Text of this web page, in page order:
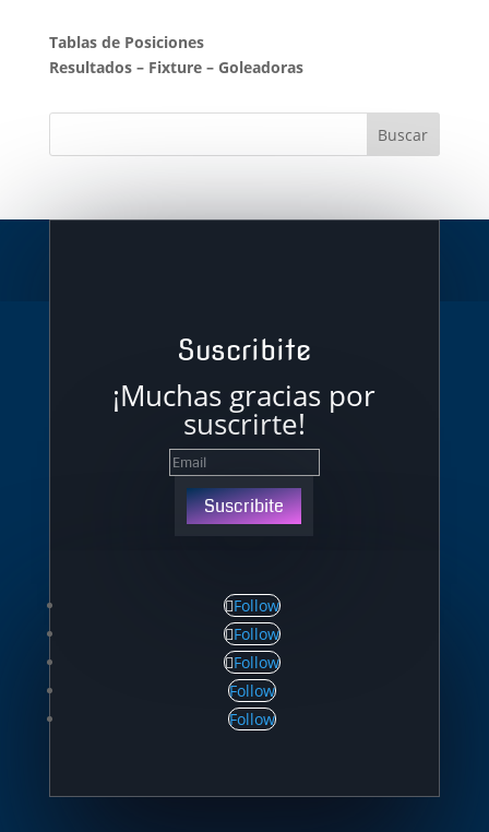
Tablas de Posiciones
Resultados– Fixture– Goleadoras
Suscribite
¡Muchas gracias por
suscrirte!
Suscribite
Follow
Follow
Follow
Follow
Follow